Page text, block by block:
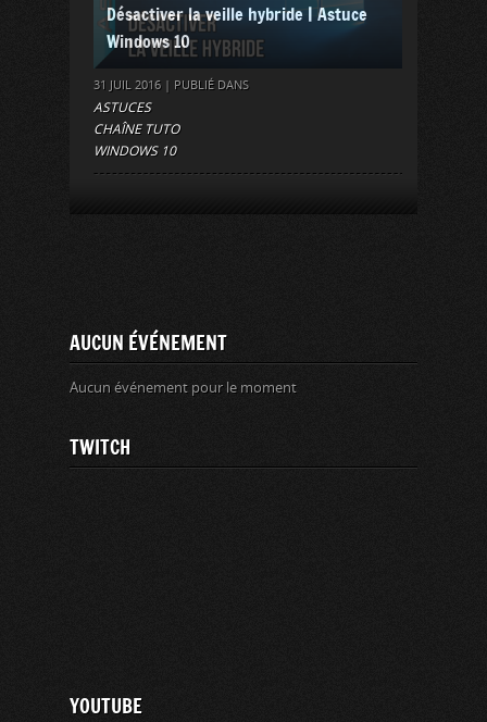
Désactiver la veille hybride | Astuce
Windows 10
31 JUIL 2016 | PUBLIÉ DANS
ASTUCES
CHAÎNE TUTO
WINDOWS 10
AUCUN ÉVÉNEMENT
Aucun événement pour le moment
TWITCH
YOUTUBE